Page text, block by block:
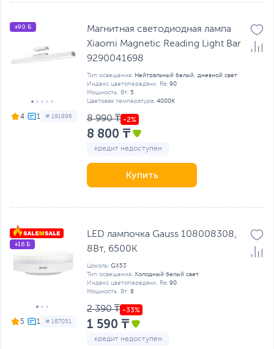
4 # 191896
+90 Б
Магнитная светодиодная лампа
Xiaomi Magnetic Reading Light Bar
9290041698
Тип освещения: Нейтральный белый, дневной свет
Индекс цветопередачи, Ra: 90
Мощность, Вт: 5
Цветовая температура: 4000K
8 990 ₸
8 800 ₸
кредит недоступен
Купить
5 # 187051
+16 Б
LED лампочка Gauss 108008308,
8Вт, 6500K
Цоколь: GX53
Тип освещения: Холодный белый свет
Индекс цветопередачи, Ra: 90
Мощность, Вт: 8
2 390 ₸
1 590 ₸
кредит недоступен